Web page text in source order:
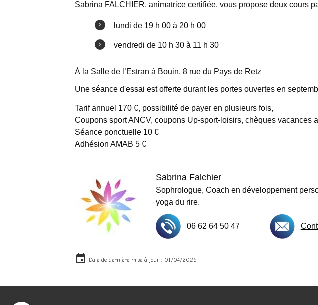
Sabrina FALCHIER, animatrice certifiée, vous propose deux cours
lundi de 19 h 00 à 20 h 00
vendredi de 10 h 30 à 11 h 30
À la Salle de l’Estran à Bouin, 8 rue du Pays de Retz
Une séance d'essai est offerte durant les portes ouvertes en
Tarif annuel 170 €, possibilité de payer en plusieurs fois,
Coupons sport ANCV, coupons Up-sport-loisirs, chèques vacances
Séance ponctuelle 10 €
Adhésion AMAB 5 €
Sabrina Falchier
Sophrologue, Coach en développement
yoga du rire.
06 62 64 50 47
Date de dernière mise à jour : 01/04/2026